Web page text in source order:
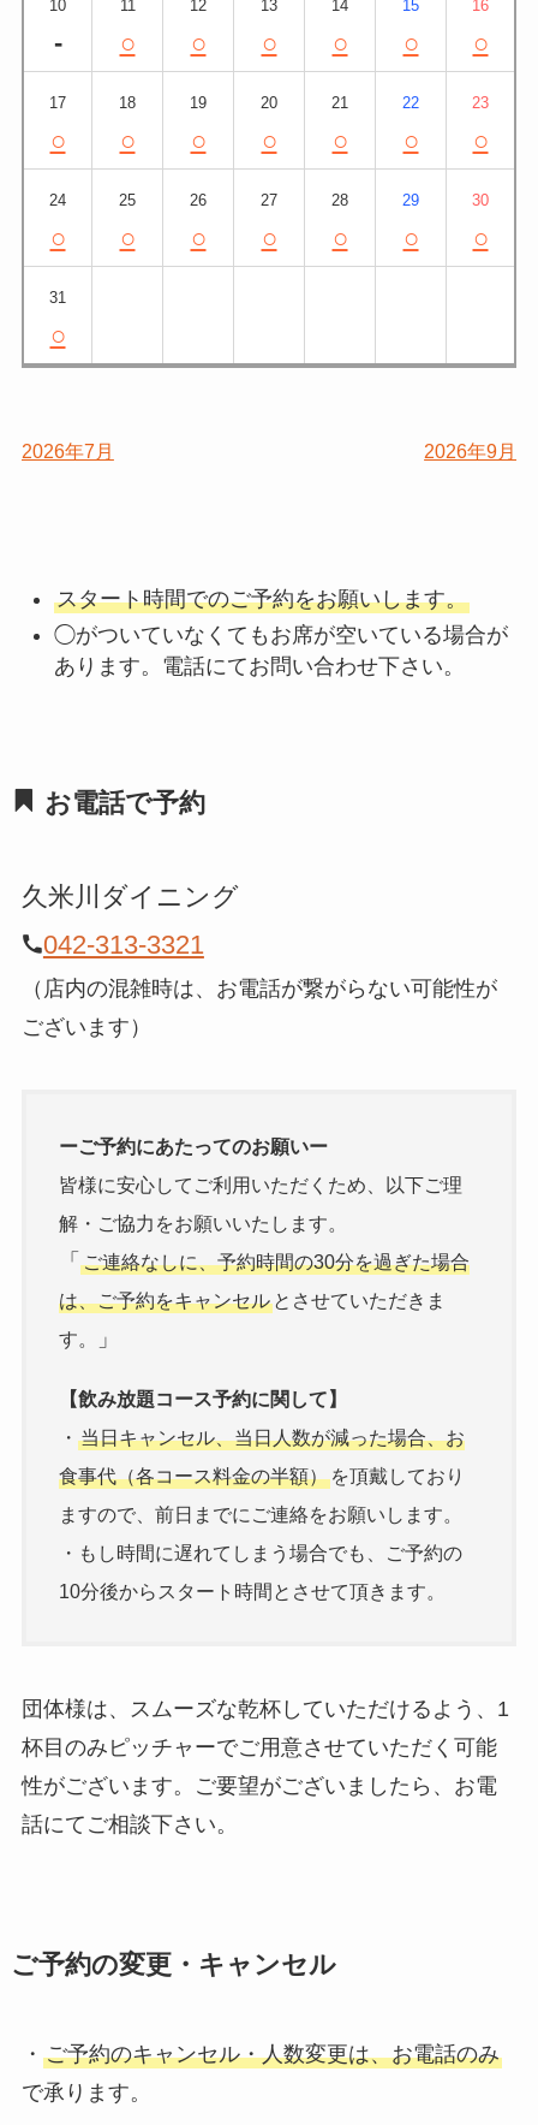
10
-
11
○
12
○
13
○
14
○
15
○
16
○
17
○
18
○
19
○
20
○
21
○
22
○
23
○
24
○
25
○
26
○
27
○
28
○
29
○
30
○
31
○
2026年7月 2026年9月
スタート時間でのご予約をお願いします。
◯がついていなくてもお席が空いている場合が
あります。電話にてお問い合わせ下さい。
お電話で予約
久米川ダイニング
042-313-3321
（店内の混雑時は、お電話が繋がらない可能性が
ございます）
ーご予約にあたってのお願いー
皆様に安心してご利用いただくため、以下ご理
解・ご協力をお願いいたします。
「 ご連絡なしに、予約時間の30分を過ぎた場合
は、ご予約をキャンセルとさせていただきま
す。
」
【飲み放題コース予約に関して】
・ 当日キャンセル、当日人数が減った場合、お
食事代（各コース料金の半額）を頂戴しており
ますので、前日までにご連絡をお願いします。
・もし時間に遅れてしまう場合でも、ご予約の
10分後からスタート時間とさせて頂きます。
団体様は、スムーズな乾杯していただけるよう、1
杯目のみピッチャーでご用意させていただく可能
性がございます。ご要望がございましたら、お電
話にてご相談下さい。
ご予約の変更・キャンセル
・ ご予約のキャンセル・人数変更は、お電話のみ
で承ります。